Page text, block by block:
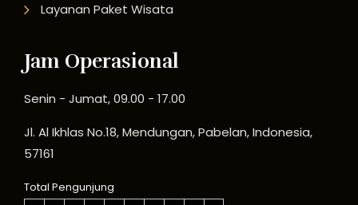
Layanan Paket Wisata
Jam Operasional
Senin - Jumat, 09.00 - 17.00
Jl. Al Ikhlas No.18, Mendungan, Pabelan, Indonesia,
57161
Total Pengunjung